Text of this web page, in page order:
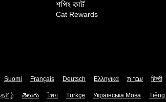
শপিং কার্ট
Cat Rewards
Suomi Français Deutsch Ελληνικά עברית हिन्दी
தமிழ் తెలుగు ไทย Türkçe Українська Мова